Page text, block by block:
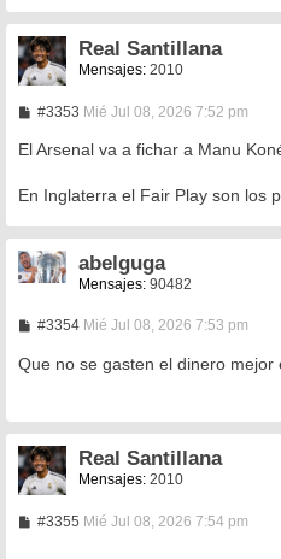
e
Real Santillana
Mensajes: 2010
#3353M
n
j
Mié Jul 08, 2026 7:52 pm
El Arsenal va a fichar a Manu
En Inglaterra el Fair Play son los
abelguga
Mensajes: 90482
#3354M
n
s
e
Mié Jul 08, 2026 7:53 pm
Que no se gasten el dinero mejor
Real Santillana
Mensajes: 2010
#3355MMié Jul 08, 2026 7:54 pm